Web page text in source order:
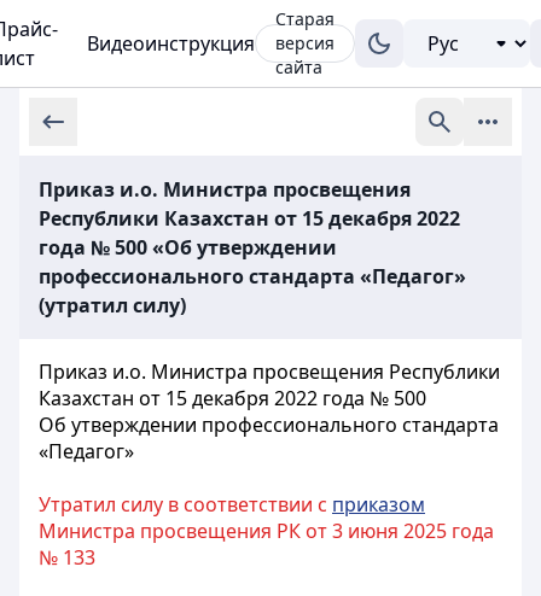
Видеоинструкция
Старая
версия
сайта
Приказ и.о. Министра просвещения
Республики Казахстан от 15 декабря 2022
года № 500 «Об утверждении
профессионального стандарта «Педагог»
(утратил силу)
Приказ и.о. Министра просвещения Республики
Казахстан от 15 декабря 2022 года № 500
Об утверждении профессионального стандарта
«Педагог»
Утратил силу в соответствии с приказом
Министра просвещения РК от 3 июня 2025 года
№ 133